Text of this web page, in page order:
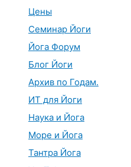
Цены
Семинар Йоги
Йога Форум
Блог Йоги
Архив по Годам.
ИТ для Йоги
Наука и Йога
Море и Йога
Тантра Йога